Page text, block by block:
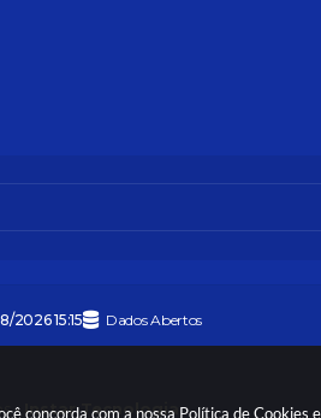
concorda com a nossa Política de Cookies e
2026 15:15 Dados Abertos
-Instar Tecnologia